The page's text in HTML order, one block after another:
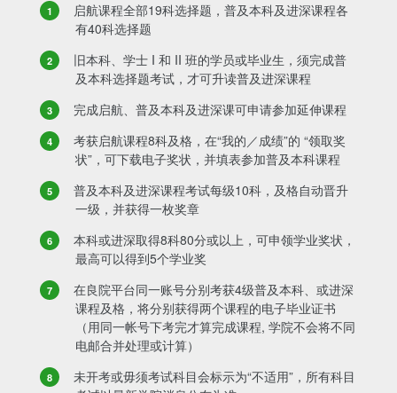
启航课程全部19科选择题，普及本科及进深课程各
有40科选择题
旧本科、学士 I 和 II 班的学员或毕业生，须完成普
及本科选择题考试，才可升读普及进深课程
完成启航、普及本科及进深课可申请参加延伸课程
考获启航课程8科及格，在“我的／成绩”的 “领取奖
状”，可下载电子奖状，并填表参加普及本科课程
普及本科及进深课程考试每级10科，及格自动晋升
一级，并获得一枚奖章
本科或进深取得8科80分或以上，可申领学业奖状，
最高可以得到5个学业奖
在良院平台同一账号分别考获4级普及本科、或进深
课程及格，将分别获得两个课程的电子毕业证书
（用同一帐号下考完才算完成课程, 学院不会将不同
电邮合并处理或计算）
未开考或毋须考试科目会标示为“不适用”，所有科目